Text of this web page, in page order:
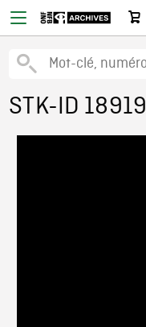
STK-ID 18919